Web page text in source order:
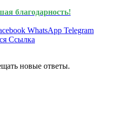
благодарность!
WhatsApp Telegram
Ссылка
новые ответы.